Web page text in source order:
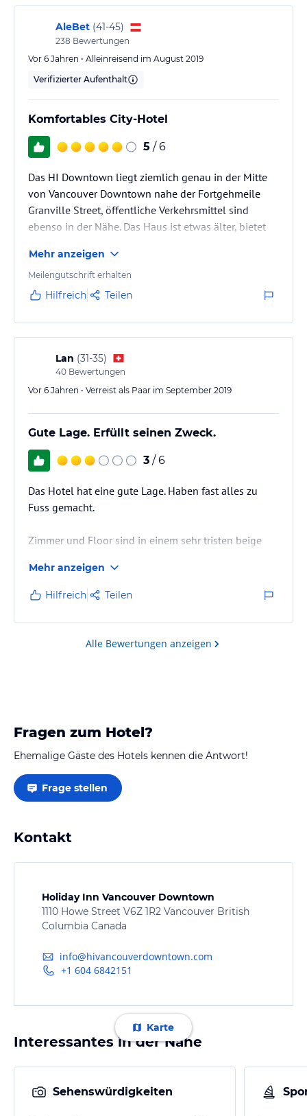
AleBet (41-45)
238 Bewertungen
Vor 6 Jahren • Alleinreisend im August 2019
Verifizierter Aufenthalt
Komfortables City-Hotel
5 / 6
Das HI Downtown liegt ziemlich genau in der Mitte
von Vancouver Downtown nahe der Fortgehmeile
Granville Street, öffentliche Verkehrsmittel sind
ebenso in der Nähe. Das Haus ist etwas älter, bietet
groß, sauber und komfortabel, die meisten haben
auch einen kleinen Balkon dabei. Das
Frühstücksbüffet ist OK, aber überschaubar.
Mehr anzeigen
Meilengutschrift erhalten
Hilfreich Teilen
Lan (31-35)
40 Bewertungen
Vor 6 Jahren • Verreist als Paar im September 2019
Gute Lage. Erfüllt seinen Zweck.
3 / 6
Das Hotel hat eine gute Lage. Haben fast alles zu
Fuss gemacht.
Zimmer und Floor sind in einem sehr tristen beige
Mehr anzeigen
Hilfreich Teilen
Alle Bewertungen anzeigen
Fragen zum Hotel?
Ehemalige Gäste des Hotels kennen die Antwort!
Frage stellen
Kontakt
Holiday Inn Vancouver Downtown
1110 Howe Street V6Z 1R2 Vancouver British
Columbia Canada
info@hivancouverdowntown.com
+1 604 6842151
Karte
Interessantes in der Nähe
Sehenswürdigkeiten